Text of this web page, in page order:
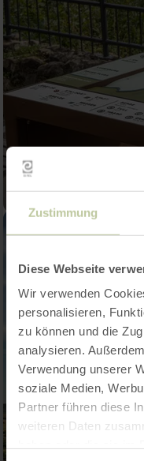
Zustimmung
Diese Webseite
Wir verwenden
personalisieren,
zu können und die
analysieren.
Verwendung unserer
soziale Medien,
Partner führen diese
weiteren Daten